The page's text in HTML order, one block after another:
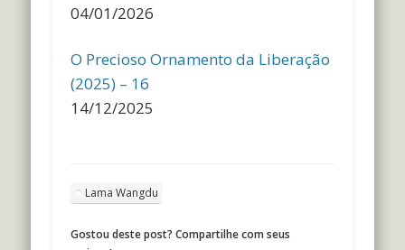
04/01/2026
O Precioso Ornamento da Liberação
(2025) – 16
14/12/2025
Lama Wangdu
Gostou deste post? Compartilhe com seus